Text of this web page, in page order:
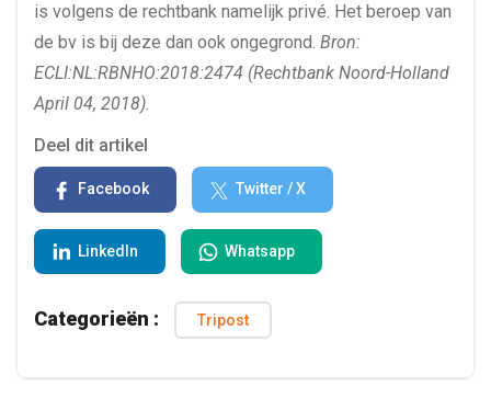
is volgens de rechtbank namelijk privé. Het beroep van
de bv is bij deze dan ook ongegrond. Bron:
ECLI:NL:RBNHO:2018:2474 (Rechtbank Noord-Holland
April 04, 2018).
Deel dit artikel
Facebook Twitter / X
LinkedIn Whatsapp
Categorieën : Tripost